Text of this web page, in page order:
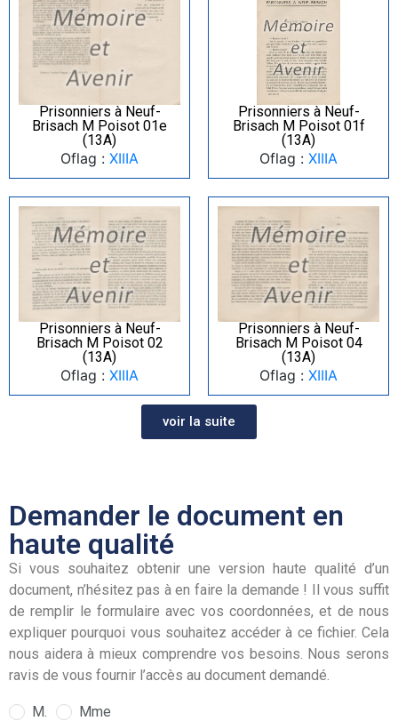
Prisonniers à Neuf-
Brisach M Poisot 01e
(13A)
Oflag : XIIIA
Prisonniers à Neuf-
Brisach M Poisot 01f
(13A)
Oflag : XIIIA
Prisonniers à Neuf-
Brisach M Poisot 02
(13A)
Oflag : XIIIA
Prisonniers à Neuf-
Brisach M Poisot 04
(13A)
Oflag : XIIIA
voir la suite
Demander le document en
haute qualité
Si vous souhaitez obtenir une version haute qualité d’un
document, n’hésitez pas à en faire la demande ! Il vous suffit
de remplir le formulaire avec vos coordonnées, et de nous
expliquer pourquoi vous souhaitez accéder à ce fichier. Cela
nous aidera à mieux comprendre vos besoins. Nous serons
ravis de vous fournir l’accès au document demandé.
M.
Mme